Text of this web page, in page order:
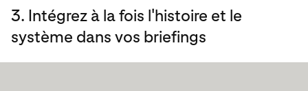
3. Intégrez à la fois l'histoire et le
système dans vos briefings